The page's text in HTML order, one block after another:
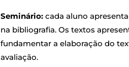
Seminário:cada aluno
na bibliografia. Os textos
fundamentar a elaboração do
avaliação.